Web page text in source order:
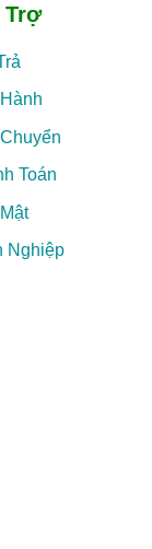
Trợ
Toán
Nghiệp